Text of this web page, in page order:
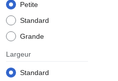
Petite
Standard
Grande
Largeur
Standard